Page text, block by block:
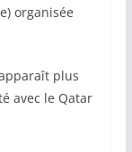
organisée
plus
avec le Qatar